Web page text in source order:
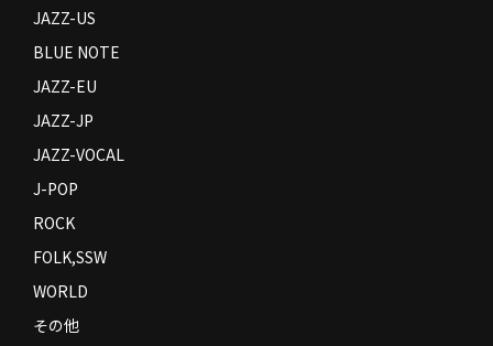
JAZZ-US
BLUE NOTE
JAZZ-EU
JAZZ-JP
JAZZ-VOCAL
J-POP
ROCK
FOLK,SSW
WORLD
その他